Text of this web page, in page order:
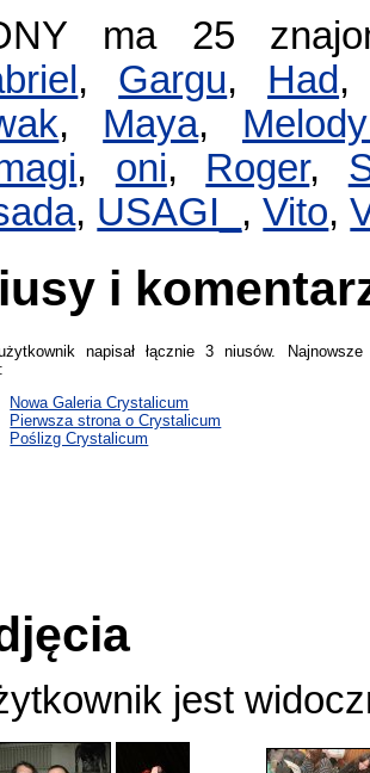
ma 25
, Gargu, Had
, Maya,
, oni, Roger,
, USAGI_ ,Vito,
i
napisał łącznie 3 niusów. Najnowsze
Nowa Galeria Crystalicum
Pierwsza strona o Crystalicum
Poślizg Crystalicum
jest